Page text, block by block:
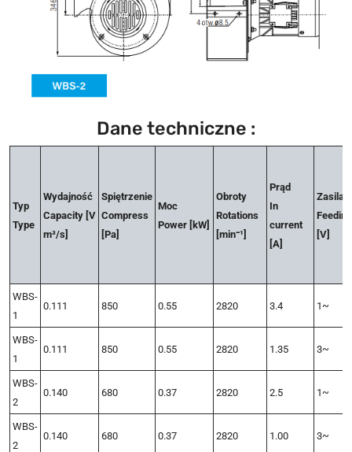
Dane techniczne :
Typ
Type
Wydajność
Capacity [V
m³/s]
Spiętrzenie
Compress
[Pa]
Moc
Power [kW]
Obroty
Rotations
[min⁻¹]
Prąd
In
current
[A]
Feeding
[V]
WBS-
1
0.111 850 0.55 2820 3.4 1~
WBS-
1
0.111 850 0.55 2820 1.35 3~
WBS-
2
0.140 680 0.37 2820 2.5 1~
WBS-
2
0.140 680 0.37 2820 1.00 3~